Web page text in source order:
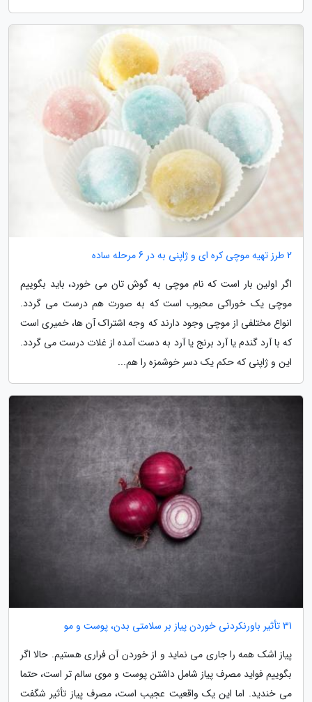
2 طرز تهیه موچی کره ای و ژاپنی به در 6 مرحله ساده
اگر اولین بار است که نام موچی به گوش تان می خورد، باید بگوییم
موچی یک خوراکی محبوب است که به صورت هم درست می گردد.
انواع مختلفی از موچی وجود دارند که وجه اشتراک آن ها، خمیری است
که با آرد گندم یا آرد برنج یا آرد به دست آمده از غلات درست می گردد.
این و ژاپنی که حکم یک دسر خوشمزه را هم...
31 تأثیر باورنکردنی خوردن پیاز بر سلامتی بدن، پوست و مو
پیاز اشک همه را جاری می نماید و از خوردن آن فراری هستیم. حالا اگر
بگوییم فواید مصرف پیاز شامل داشتن پوست و موی سالم تر است، حتما
می خندید. اما این یک واقعیت عجیب است، مصرف پیاز تأثیر شگفت